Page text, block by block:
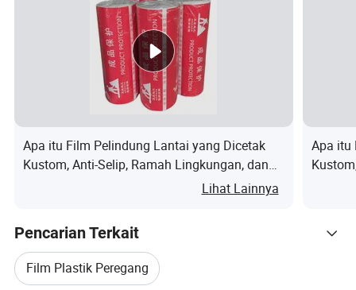
item
Untuk keperluan
industri
- Buah
Terima Logo yang
dikustomisasi
Material
Tipe
Apa itu Film Pelindung Lantai yang Dicetak
Kustom, Anti-Selip, Ramah Lingkungan, dan
Tahan Lama untuk Perbaikan Rumah DIY
Lihat Lainnya
Apa itu
Pencarian Terkait
Film Plastik Peregang